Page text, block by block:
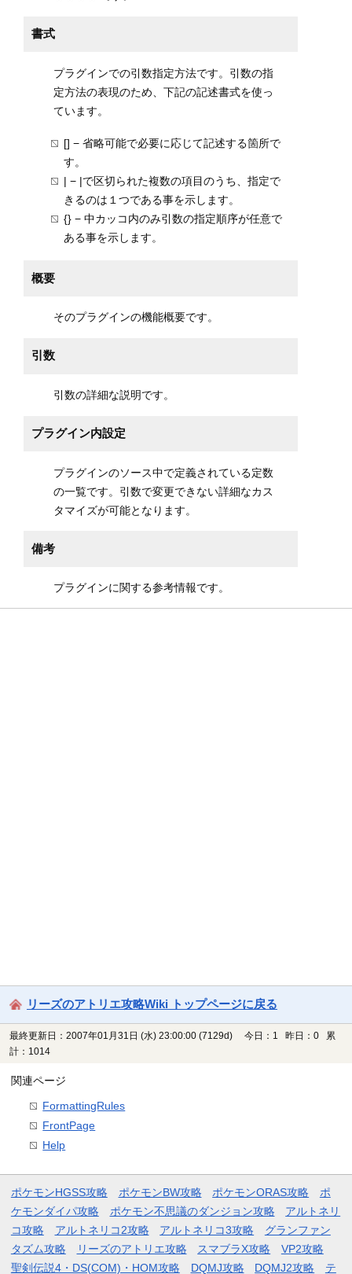
書式
プラグインでの引数指定方法です。引数の指
定方法の表現のため、下記の記述書式を使っ
ています。
[] − 省略可能で必要に応じて記述する箇所で
す。
| − |で区切られた複数の項目のうち、指定で
きるのは１つである事を示します。
{} − 中カッコ内のみ引数の指定順序が任意で
ある事を示します。
概要
そのプラグインの機能概要です。
引数
引数の詳細な説明です。
プラグイン内設定
プラグインのソース中で定義されている定数
の一覧です。引数で変更できない詳細なカス
タマイズが可能となります。
備考
プラグインに関する参考情報です。
リーズのアトリエ攻略Wiki トップページに戻る
最終更新日：2007年01月31日 (水) 23:00:00 (7129d)
今日：1 昨日：0 累
計：1014
関連ページ
FormattingRules
FrontPage
Help
ポケモンHGSS攻略 ポケモンBW攻略 ポケモンORAS攻略
ポ
ケモンダイパ攻略
ポケモン不思議のダンジョン攻略
アルトネリ
コ攻略
アルトネリコ2攻略 アルトネリコ3攻略
グランファン
タズム攻略
リーズのアトリエ攻略 スマブラX攻略
VP2攻略
聖剣伝説4・DS(COM)・HOM攻略
DQMJ攻略 DQMJ2攻略 テ